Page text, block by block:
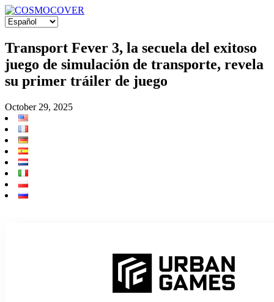
Transport Fever 3, la secuela del exitoso
juego de simulación de transporte, revela
su primer tráiler de juego
October 29, 2025